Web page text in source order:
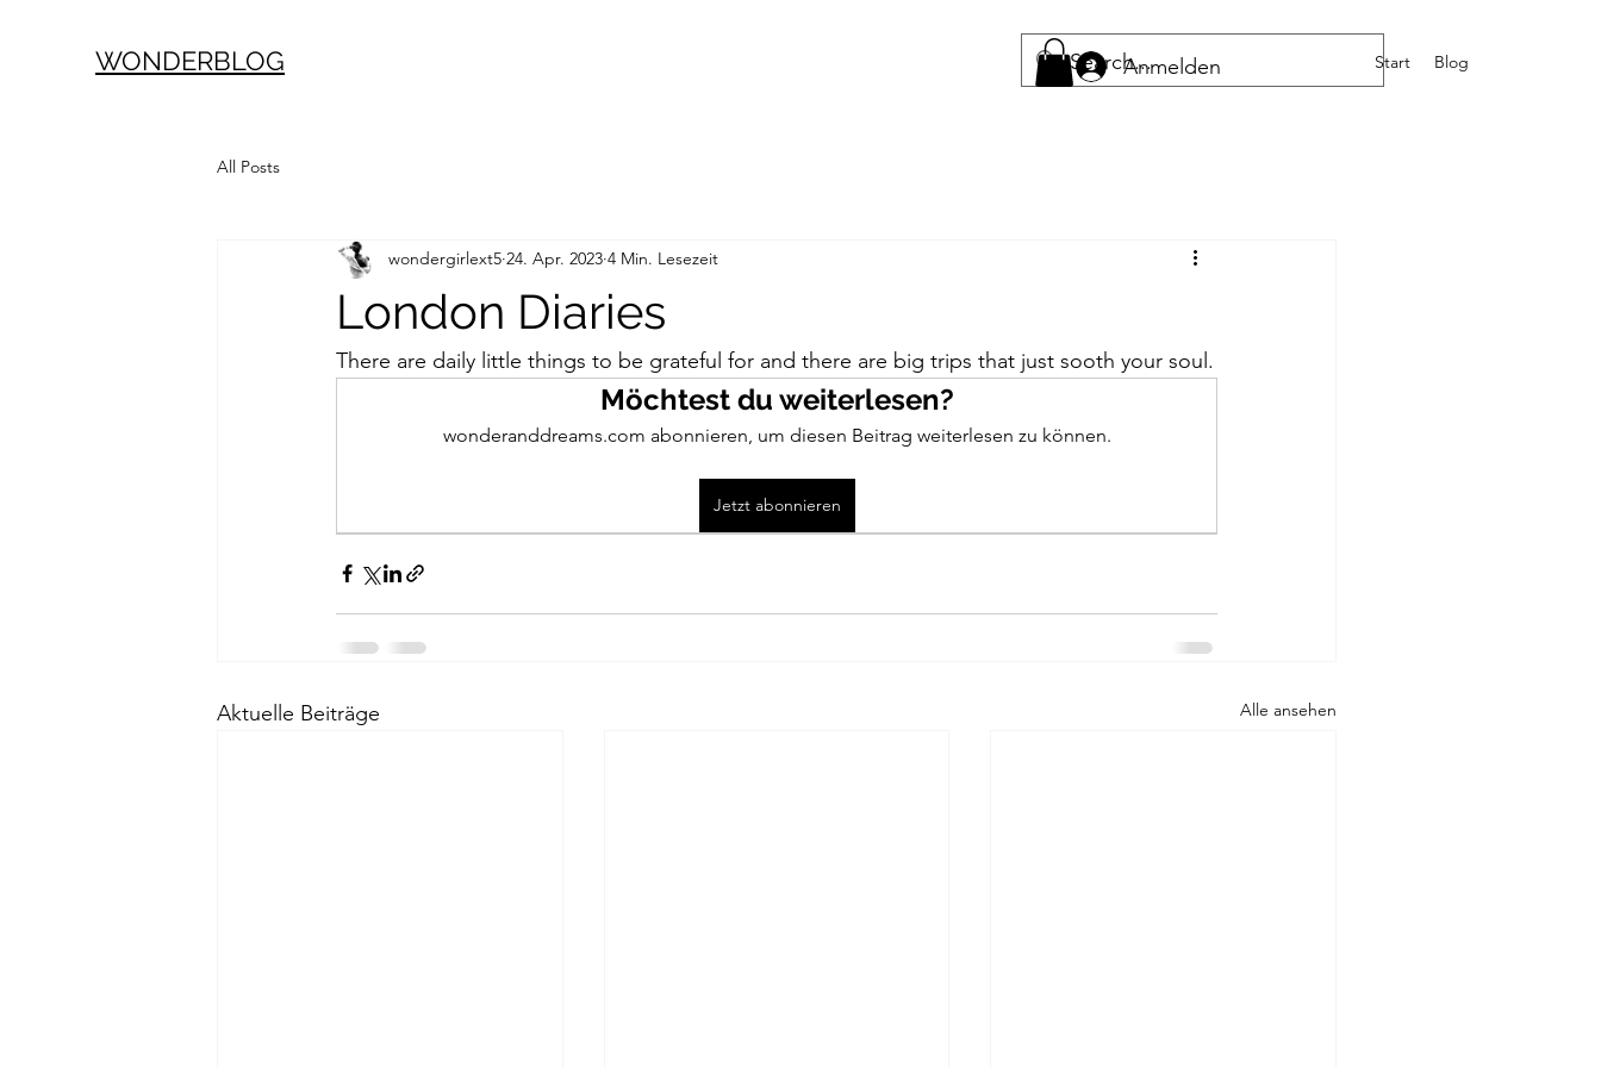
WONDERBLOG Start Blog
Anmelden
All Posts
London Diaries
wondergirlext5 24. Apr. 2023 4 Min. Lesezeit
There are daily little things to be grateful for and there are big trips that just sooth your soul.
Möchtest du weiterlesen?
wonderanddreams.com abonnieren, um diesen Beitrag weiterlesen zu können.
Jetzt abonnieren
Aktuelle Beiträge Alle ansehen